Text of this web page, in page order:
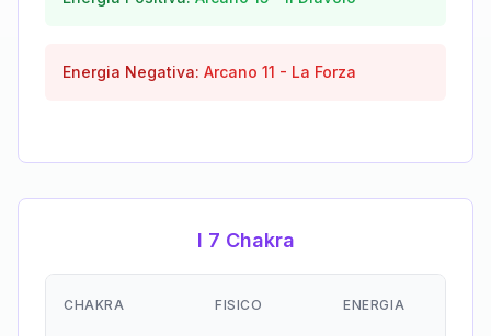
Energia Negativa: Arcano 11 - La Forza
I 7 Chakra
CHAKRA FISICO ENERGIA